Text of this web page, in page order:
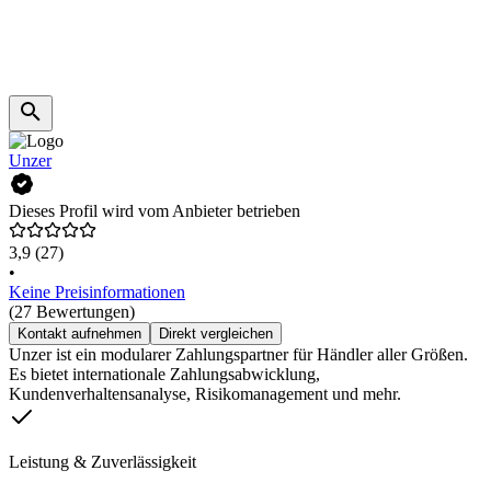
Unzer
Dieses Profil wird vom Anbieter betrieben
3,9 (27)
•
Keine Preisinformationen
(27 Bewertungen)
Kontakt aufnehmen Direkt vergleichen
Unzer ist ein modularer Zahlungspartner für Händler aller Größen.
Es bietet internationale Zahlungsabwicklung,
Kundenverhaltensanalyse, Risikomanagement und mehr.
Leistung & Zuverlässigkeit